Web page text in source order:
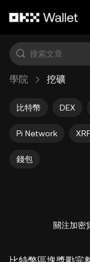
學院 挖礦
比特幣 DEX
Pi Network
錢包
關注加密